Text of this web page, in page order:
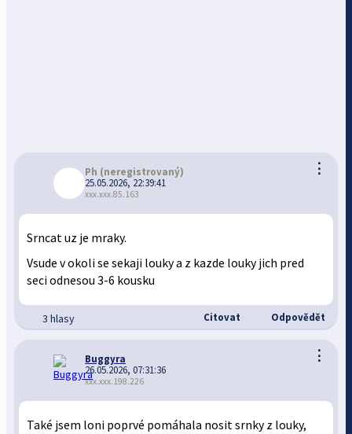
⋮
Ph (neregistrovaný)
25.05.2026, 22:39:41
xxx.xxx.85.163
Srncat uz je mraky.
Vsude v okoli se sekaji louky a z kazde louky jich pred
seci odnesou 3-6 kousku
3 hlasy Citovat Odpovědět
⋮
Buggyra
26.05.2026, 07:31:36
xxx.xxx.198.226
Také jsem loni poprvé pomáhala nosit srnky z louky,